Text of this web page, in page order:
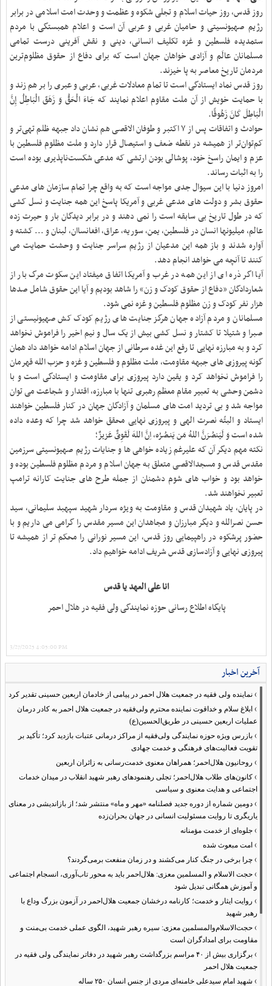
روز قدس، روز حیات اسلام و تجلی شکوه و عظمت و وحدت امت اسلامی در برابر
رژیم صهیونسیتی و حامیان غربی و عربی آن است و اعلام همبستگی با مردم
ستمدیده فلسطین و غزه تکلیف انسانی، دینی و نقش آفرینی درست تمامی
مسلمانان ‏عالَم و آزادی خواهان جهان است که برای دفاع از حقوق مظلوم‌ترین
مردمان تاریخ معاصر به پا ‏‌خیزند.
روز قدس نماد ایستادگی است تا تمام معادلات غربی، عربی و عبری را بر هم زند و
با حمایت خویش از آن ‏ملت مقاوم اعلام نمایند که جَاءَ الْحَقُّ وَ زَهَقَ الْبَاطِلُ إِنَّ
الْبَاطِلَ کَانَ زَهُوقًا.
حوادث و اتفاقات پس از ٧ اکتبر و طوفان الاقصی هم نشان داد جبهه‌ ظلم تهی‌تر و
کم‌توان‌تر از همیشه در نقطه ضعف و استیصال قرار دارد و ملت مظلوم فلسطین با
عزم و ایمان راسخ خود، پوشالی بودن ارتشی که مدعی شکست‌ناپذیری بوده است
را به اثبات رساند.
امروز دنیا با این سیوال جدی مواجه است که به واقع چرا تمام سازمان های مدعی
حقوق بشر و دولت های مدعی غربی و آمریکا پاسخ این همه جنایت و نسل کشی
که در طول تاریخ بی سابقه است را نمی دهند و در برابر دیدگان بار و حیرت زده
عالم، میلیونها انسان در فلسطین، یمن، سوریه، عراق، افغانساان، لبنان و ... کشته و
آواره شدند و باز همه این مدعیان از رژیم سراسر جنایت و وحشت حمایت می
کنند تا آنچه می خواهد انجام دهد.
آیا اگر ذره ای از این همه در غرب و آمریکا اتفاق میفتاد این سکوت مرگ بار از
شعاردادگان «دفاع از حقوق کودک و زن» را شاهد بودیم و آیا این حقوق شامل صدها
هزار نفر کودک و زن مظلوم فلسطین و غزه نمی شود.
مسلمانان و مردم آزاده جهان هرگز جنایت های رژیم کودک کش صهیونیستی از
صبرا و شتیلا تا کشتار و نسل کشی بیش از یک سال و نیم اخیر را فراموش نخواهد
کرد و به مبارزه نهایی تا رفع این غده سرطانی از جهان اسلام ادامه خواهد داد همان
گونه پیروزی های جبهه مقاومت، ملت مظلوم و فلسطین و غزه و حزب الله قهرمان
را فراموش نخواهد کرد و یقین دارد پیروزی برای مقاومت و ایستادگی است و با
دشمن وحشی به تعبیر مقام معظم رهبری تنها با مبارزه، اقتدار و شجاعت می توان
مواجه شد و بی تردید امت های مسلمان و آزادگان جهان در کنار فلسطین خواهند
ایستاد و البتّه نصرت الهی و پیروزی نهایی محقق خواهد شد چرا که وعده داده
شده است وَ لَیَنصُرَنَّ‌ اللهُ مَن یَن‍ـصُرُه، اِنَّ اللهَ لَقَوِیٌّ عَزیزٌ؛
نکته مهم دیگر آن که علیرغم زیاده خواهی ها و جنایات رژیم صهیونسیتی سرزمین
مقدس قدس و مسجدالاقصی متعلق به جهان اسلام و مردم مظلوم فلسطین بوده و
خواهد بود و خواب های شوم دشمنان از جمله طرح های جنایت کارانه ترامپ
تعبیر نخواهند شد.
در پایان، یاد شهیدان قدس و مقاومت به ویژه سردار شهید سپهبد سلیمانی، سید
حسن نصرالله و دیگر مبارزان و مجاهدان این مسیر مقدس را گرامی می داریم و با
حضور پرشکوه در راهپیمایی روز قدس، این مسیر نورانی را محکم تر از همیشه تا
پیروزی نهایی و آزادسازی قدس شریف ادامه خواهیم داد.
انا علی العهد یا قدس
پایگاه اطلاع رسانی حوزه نمایندگی ولی فقیه در هلال احمر
3/27/2025 4:05:00 PM
آخرین اخبار
› نماینده ولی فقیه در جمعیت هلال احمر در پیامی از خادمان اربعین حسینی تقدیر کرد
› ابلاغ سلام و خداقوت نماینده محترم ولی‌فقیه در جمعیت هلال احمر به کادر درمان
عملیات اربعین حسینی در طریق‌الحسین(ع)
› بازرس ویژه حوزه نمایندگی ولی‌فقیه از مراکز درمانی عتبات بازدید کرد؛ تأکید بر
تقویت فعالیت‌های فرهنگی و خدمت جهادی
› روحانیون هلال‌احمر؛ همراهان معنوی خدمت‌رسانی به زائران اربعین
› کانون‌های طلاب هلال‌احمر؛ تجلی رهنمودهای رهبر شهید انقلاب در میدان خدمات
اجتماعی و هدایت معنوی و سیاسی
› دومین شماره از دوره جدید فصلنامه «مهر و ماه» منتشر شد؛ از بازاندیشی در معنای
یاریگری تا روایت مسئولیت انسانی در جهان بحران‌زده
› جلوه‌ای از خدمت مؤمنانه
› امت مبعوث شده
› چرا برخی در جنگ کنار می‌کشند و در زمان منفعت برمی‌گردند؟
› حجت الاسلام و المسلمین معزی: هلال‌احمر باید به محور تاب‌آوری، انسجام اجتماعی
و آموزش همگانی تبدیل شود
› روایت ایثار و خدمت؛ کارنامه درخشان جمعیت هلال‌احمر در آزمون بزرگ وداع با
رهبر شهید
› حجت‌الاسلام‌والمسلمین معزی: سیره رهبر شهید، الگوی عملی خدمت بی‌منت و
مقاومت برای امدادگران است
›
برگزاری بیش از ۴۰ مراسم بزرگداشت رهبر شهید در دفاتر نمایندگی ولی فقیه در
جمعیت هلال احمر
› شهید امام سیدعلی خامنه‌ای مردی از جنس انسان ۲۵۰ ساله